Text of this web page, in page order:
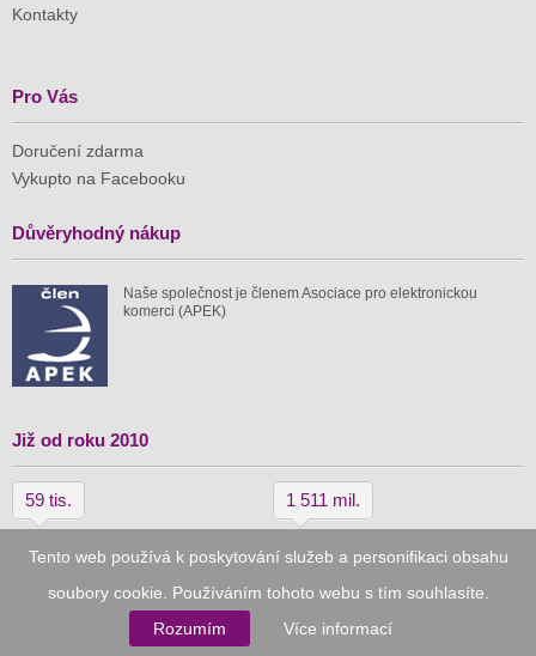
Tento web používá k poskytování služeb a personifikaci obsahu
soubory cookie. Používáním tohoto webu s tím souhlasíte.
Rozumím
Více informací
Kontakty
Pro Vás
Doručení zdarma
Vykupto na Facebooku
Důvěryhodný nákup
Naše společnost je členem Asociace pro elektronickou
komerci (APEK)
Již od roku 2010
59 tis. 1 511 mil.
© 2010–2026Vykupto.cz
Podmínky užití
Zpracování osobních údajů